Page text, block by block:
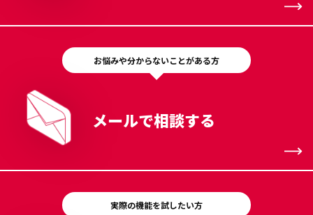
お悩みや分からないことがある方
メールで相談する
実際の機能を試したい方